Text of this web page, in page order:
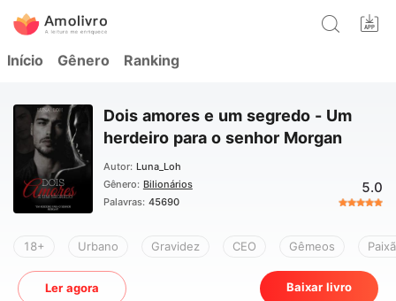
Início Gênero Ranking
Dois amores e um segredo - Um
herdeiro para o senhor Morgan
Autor: Luna_Loh
Gênero: Bilionários
Palavras: 45690
5.0
18+ Urbano Gravidez CEO Gêmeos
Ler agora Baixar livro